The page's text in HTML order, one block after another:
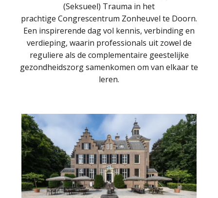
(Seksueel) Trauma in het
prachtige Congrescentrum Zonheuvel te Doorn.
Een inspirerende dag vol kennis, verbinding en
verdieping, waarin professionals uit zowel de
reguliere als de complementaire geestelijke
gezondheidszorg samenkomen om van elkaar te
leren.